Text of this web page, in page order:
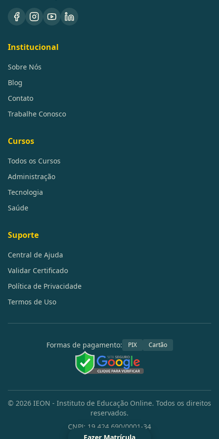
Institucional
Sobre Nós
Blog
Contato
Trabalhe Conosco
Cursos
Todos os Cursos
Administração
Tecnologia
Saúde
Suporte
Central de Ajuda
Validar Certificado
Política de Privacidade
Termos de Uso
Formas de pagamento: PIX Cartão
© 2026 IEON - Instituto de Educação Online. Todos os direitos
reservados.
CNPJ: 19.424.690/0001-34